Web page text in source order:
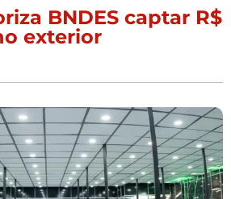
BNDES captar R$
exterior